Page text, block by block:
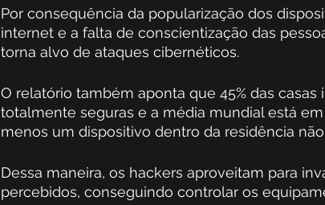
Por consequência da popularização dos
internet e a falta de conscientização das
torna alvo de ataques cibernéticos.
O relatório também aponta que 45% das
totalmente seguras e a média mundial está
menos um dispositivo dentro da residência
Dessa maneira, os hackers aproveitam para
percebidos, conseguindo controlar os